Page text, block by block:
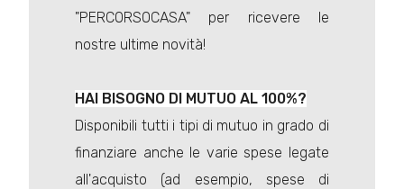
"PERCORSOCASA" per ricevere le
nostre ultime novità!
HAI BISOGNO DI MUTUO AL 100%?
Disponibili tutti i tipi di mutuo in grado di
finanziare anche le varie spese legate
all'acquisto (ad esempio, spese di